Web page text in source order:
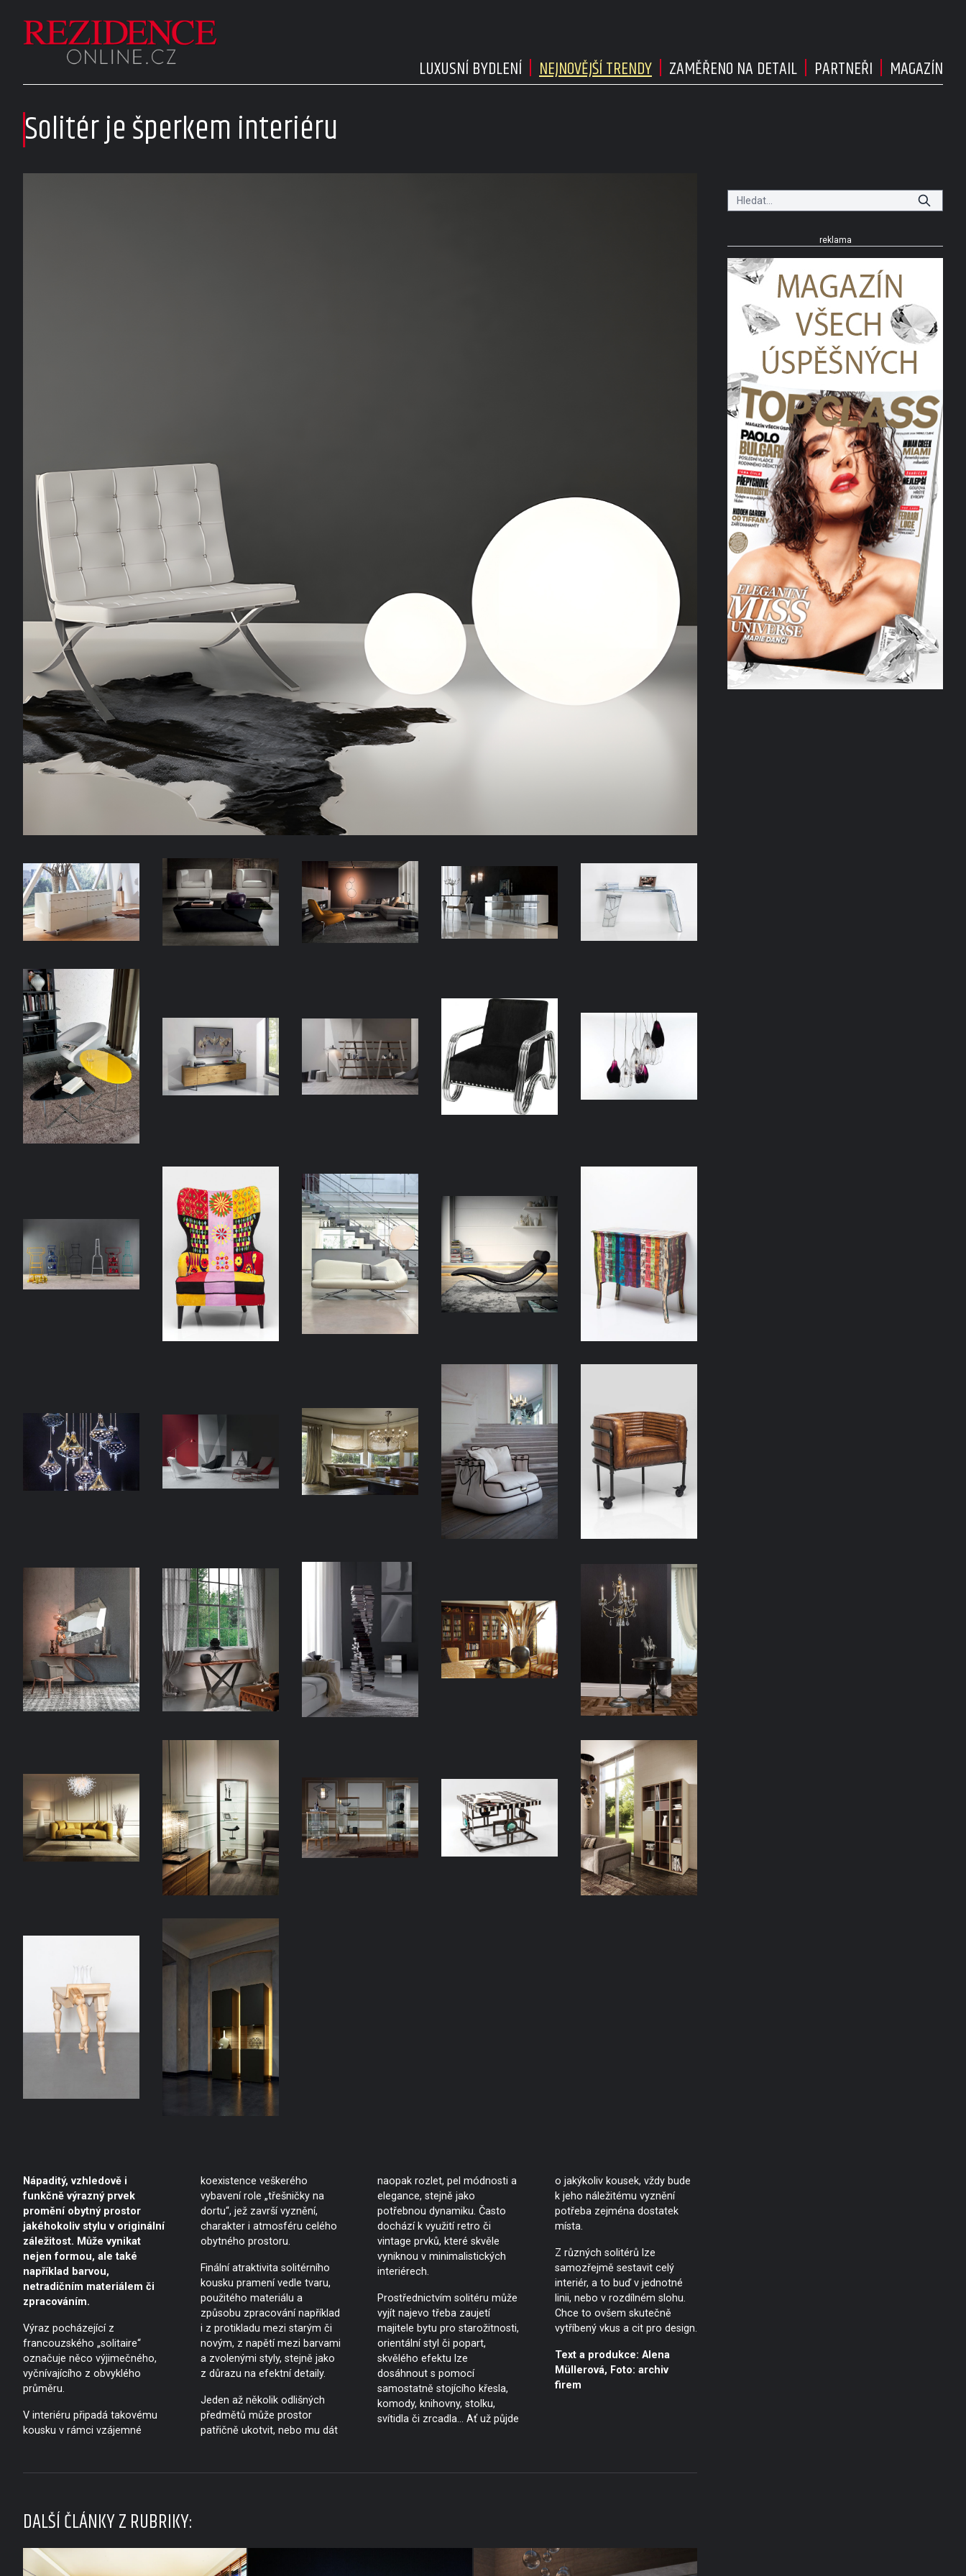
LUXUSNÍ BYDLENÍ NEJNOVĚJŠÍ TRENDY ZAMĚŘENO NA DETAIL PARTNEŘI MAGAZÍN
Solitér je šperkem interiéru
Nápaditý, vzhledově i
funkčně výrazný prvek
promění obytný prostor
jakéhokoliv stylu v originální
záležitost. Může vynikat
nejen formou, ale také
například barvou,
netradičním materiálem či
zpracováním.
Výraz pocházející z
francouzského „solitaire“
označuje něco výjimečného,
vyčnívajícího z obvyklého
průměru.
V interiéru připadá takovému
kousku v rámci vzájemné
koexistence veškerého
vybavení role „třešničky na
dortu“, jež završí vyznění,
charakter i atmosféru celého
obytného prostoru.
Finální atraktivita solitérního
kousku pramení vedle tvaru,
použitého materiálu a
způsobu zpracování například
i z protikladu mezi starým či
novým, z napětí mezi barvami
a zvolenými styly, stejně jako
z důrazu na efektní detaily.
Jeden až několik odlišných
předmětů může prostor
patřičně ukotvit, nebo mu dát
naopak rozlet, pel módnosti a
elegance, stejně jako
potřebnou dynamiku. Často
dochází k využití retro či
vintage prvků, které skvěle
vyniknou v minimalistických
interiérech.
Prostřednictvím solitéru může
vyjít najevo třeba zaujetí
majitele bytu pro starožitnosti,
orientální styl či popart,
skvělého efektu lze
dosáhnout s pomocí
samostatně stojícího křesla,
komody, knihovny, stolku,
svítidla či zrcadla… Ať už půjde
o jakýkoliv kousek, vždy bude
k jeho náležitému vyznění
potřeba zejména dostatek
místa.
Z různých solitérů lze
samozřejmě sestavit celý
interiér, a to buď v jednotné
linii, nebo v rozdílném slohu.
Chce to ovšem skutečně
vytříbený vkus a cit pro design.
Text a produkce: Alena
Müllerová, Foto: archiv
firem
DALŠÍ ČLÁNKY Z RUBRIKY:
reklama